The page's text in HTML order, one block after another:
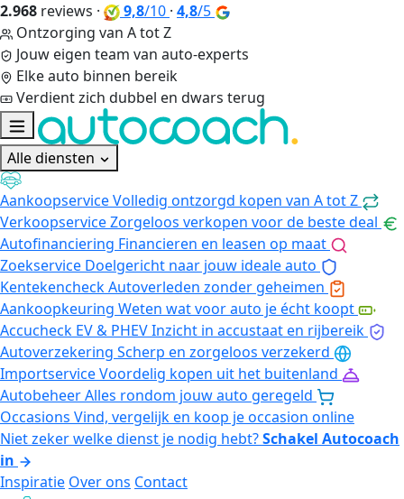
2.968 reviews · 9,8/10 · 4,8/5
Ontzorging van A tot Z
Jouw eigen team van auto-experts
Elke auto binnen bereik
Verdient zich dubbel en dwars terug
Alle diensten
AankoopserviceVolledig ontzorgd kopen van A tot Z
VerkoopserviceZorgeloos verkopen voor de beste deal
Autofinanciering Financieren en leasen op maat
Zoekservice Doelgericht naar jouw ideale auto
KentekencheckAutoverleden zonder geheimen
Aankoopkeuring Weten wat voor auto je écht koopt
Accucheck EV & PHEVInzicht in accustaat en rijbereik
Autoverzekering Scherp en zorgeloos verzekerd
ImportserviceVoordelig kopen uit het buitenland
AutobeheerAlles rondom jouw auto geregeld
Occasions Vind, vergelijk en koop je occasion online
Niet zeker welke dienst je nodig hebt?Schakel Autocoach
in
Inspiratie Over ons Contact